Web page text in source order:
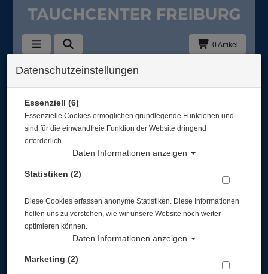
0 Artikel
Zurück
Datenschutzeinstellungen
Essenziell (6)
Essenzielle Cookies ermöglichen grundlegende Funktionen und
sind für die einwandfreie Funktion der Website dringend
erforderlich.
Daten Informationen anzeigen
Statistiken (2)
Diese Cookies erfassen anonyme Statistiken. Diese Informationen
helfen uns zu verstehen, wie wir unsere Website noch weiter
optimieren können.
Daten Informationen anzeigen
Marketing (2)